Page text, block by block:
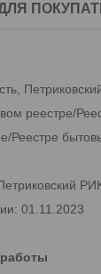
реестре/
Реестре
01.11.2023